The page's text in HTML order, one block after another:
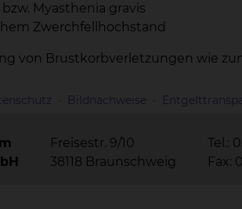
Myasthenia gravis
Zwerchfellhochstand
von Brustkorbverletzungen wie
Bildnachweise
Freisestr. 9/10
38118 Braunschweig
Tel.:
Fax: